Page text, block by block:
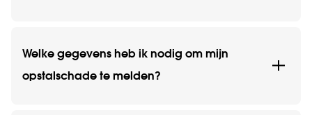
Welke gegevens heb ik nodig om mijn
opstalschade te melden?